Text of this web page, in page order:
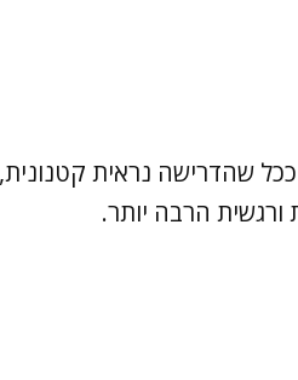
שהדרישה נראית
ורגשית הרבה יותר.